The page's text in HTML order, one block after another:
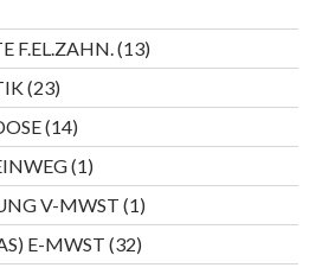
F.EL.ZAHN. 1313
Produkte
2323
Produkte
1414
Produkte
11
Produkt
V-MWST 11
Produkt
E-MWST 3232
Produkte